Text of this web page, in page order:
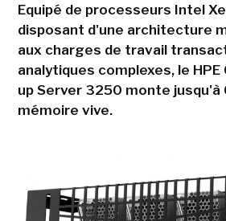
Equipé de processeurs Intel
disposant d'une architecture
aux charges de travail
analytiques complexes, le
up Server 3250 monte jusqu'à
mémoire vive.